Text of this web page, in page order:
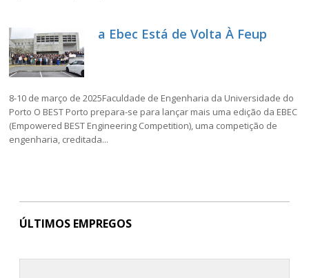
a Ebec Está de Volta À Feup
8-10 de março de 2025Faculdade de Engenharia da Universidade do
Porto O BEST Porto prepara-se para lançar mais uma edição da EBEC
(Empowered BEST Engineering Competition), uma competição de
engenharia, creditada...
ÚLTIMOS EMPREGOS